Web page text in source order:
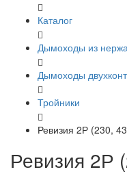
Каталог
Дымоходы из
Дымоходы
Тройники
Ревизия 2Р (230,
Ревизия 2Р